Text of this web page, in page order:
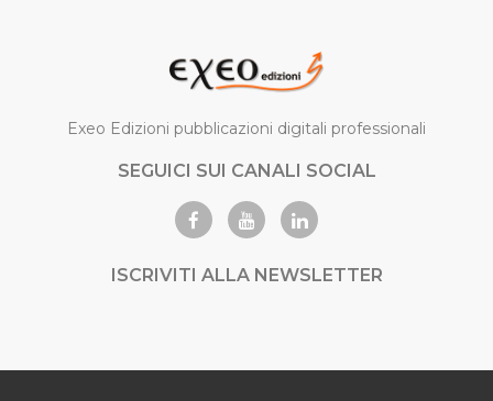
Exeo Edizioni pubblicazioni digitali professionali
SEGUICI SUI CANALI SOCIAL
ISCRIVITI ALLA NEWSLETTER